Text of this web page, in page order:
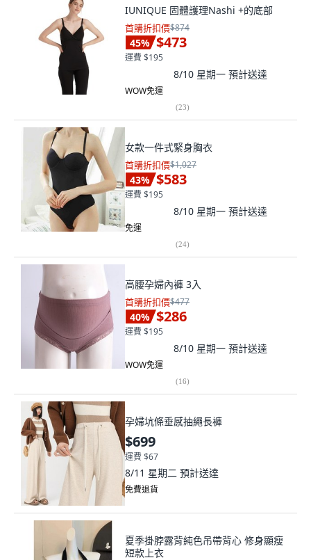
IUNIQUE 固體護理Nashi +的底部
首購折扣價$874
45% $473
運費 $195
8/10 星期一 預計送達
WOW免運
(23)
女款一件式緊身胸衣
首購折扣價$1,027
43% $583
運費 $195
8/10 星期一 預計送達
免運
(24)
高腰孕婦內褲 3入
首購折扣價$477
40% $286
運費 $195
8/10 星期一 預計送達
WOW免運
(16)
孕婦坑條垂感抽繩長褲
$699
運費 $67
8/11 星期二 預計送達
免費退貨
夏季掛脖露背純色吊帶背心 修身顯瘦
短款上衣